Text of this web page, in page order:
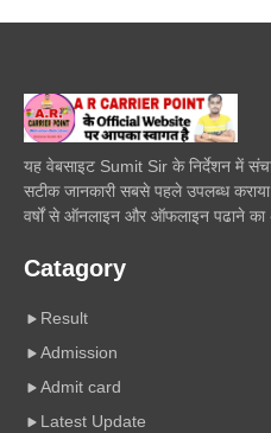
यह वेबसाइट Sumit Sir के निर्देशन में
सटीक जानकारी सबसे पहले उपलब्ध
वर्षों से ऑनलाइन और ऑफलाइन पढाने का
Catagory
Result
Admission
Admit card
Latest Update